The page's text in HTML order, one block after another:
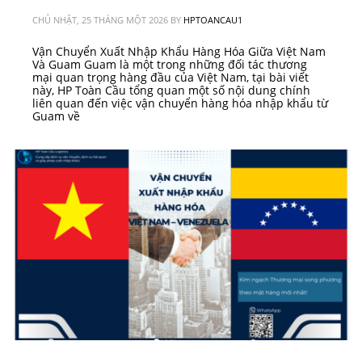
CHỦ NHẬT, 25 THÁNG MỘT 2026 BY HPTOANCAU1
Vận Chuyển Xuất Nhập Khẩu Hàng Hóa Giữa Việt Nam
Và Guam Guam là một trong những đối tác thương
mại quan trọng hàng đầu của Việt Nam, tại bài viết
này, HP Toàn Cầu tổng quan một số nội dung chính
liên quan đến việc vận chuyển hàng hóa nhập khẩu từ
Guam về
PUBLISHED IN VN - CHÂU ĐẠI DƯƠNG